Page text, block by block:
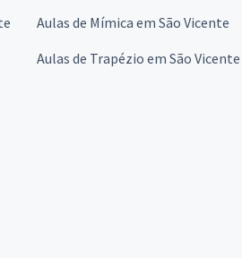
Aulas de Mímica em São Vicente
Aulas de Trapézio em São Vicente